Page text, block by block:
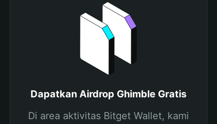
Dapatkan Airdrop Ghimble Gratis
Di area aktivitas Bitget Wallet, kami